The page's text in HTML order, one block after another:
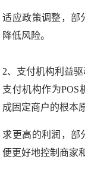
适应政策调整，部
降低风险。
2、支付机构利益驱
支付机构作为POS
成固定商户的根本
求更高的利润，部
便更好地控制商家